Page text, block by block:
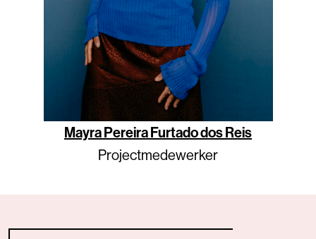
Mayra Pereira Furtado dos Reis
Projectmedewerker